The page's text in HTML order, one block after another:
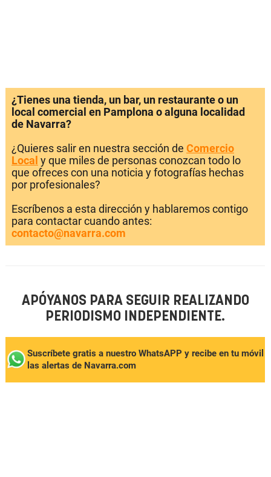
¿Tienes una tienda, un bar, un restaurante o un
local comercial en Pamplona o alguna localidad
de Navarra?
¿Quieres salir en nuestra sección de Comercio
Local y que miles de personas conozcan todo lo
que ofreces con una noticia y fotografías hechas
por profesionales?
Escríbenos a esta dirección y hablaremos contigo
para contactar cuando antes:
contacto@navarra.com
APÓYANOS PARA SEGUIR REALIZANDO
PERIODISMO INDEPENDIENTE.
Suscríbete gratis a nuestro WhatsAPP y recibe en tu móvil
las alertas de Navarra.com